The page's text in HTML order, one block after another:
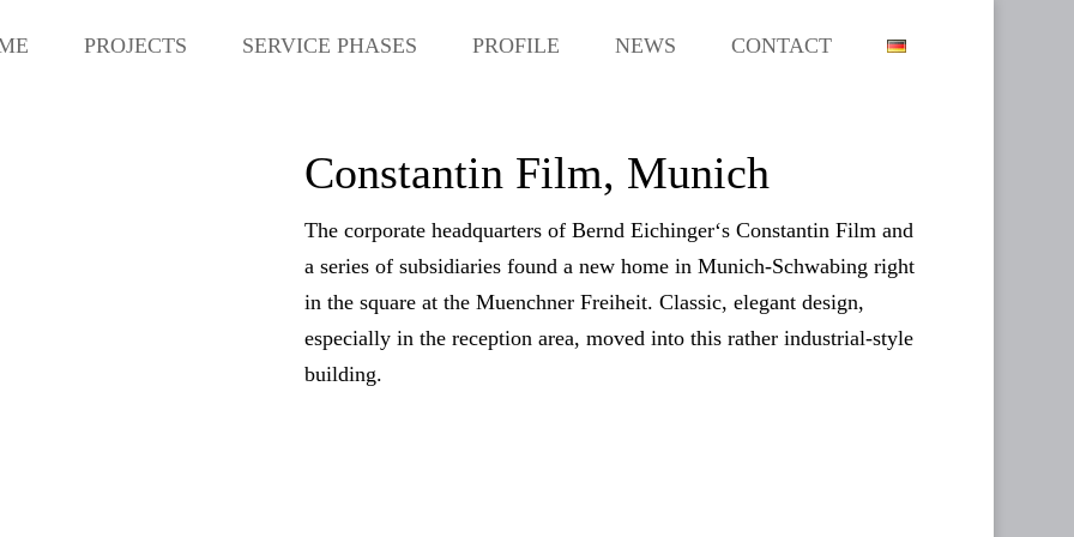
PROJECTS SERVICE PHASES PROFILE NEWS CONTACT
Constantin Film, Munich
The corporate headquarters of Bernd Eichinger‘s Constantin Film and
a series of subsidiaries found a new home in Munich-Schwabing right
in the square at the Muenchner Freiheit. Classic, elegant design,
especially in the reception area, moved into this rather industrial-style
building.